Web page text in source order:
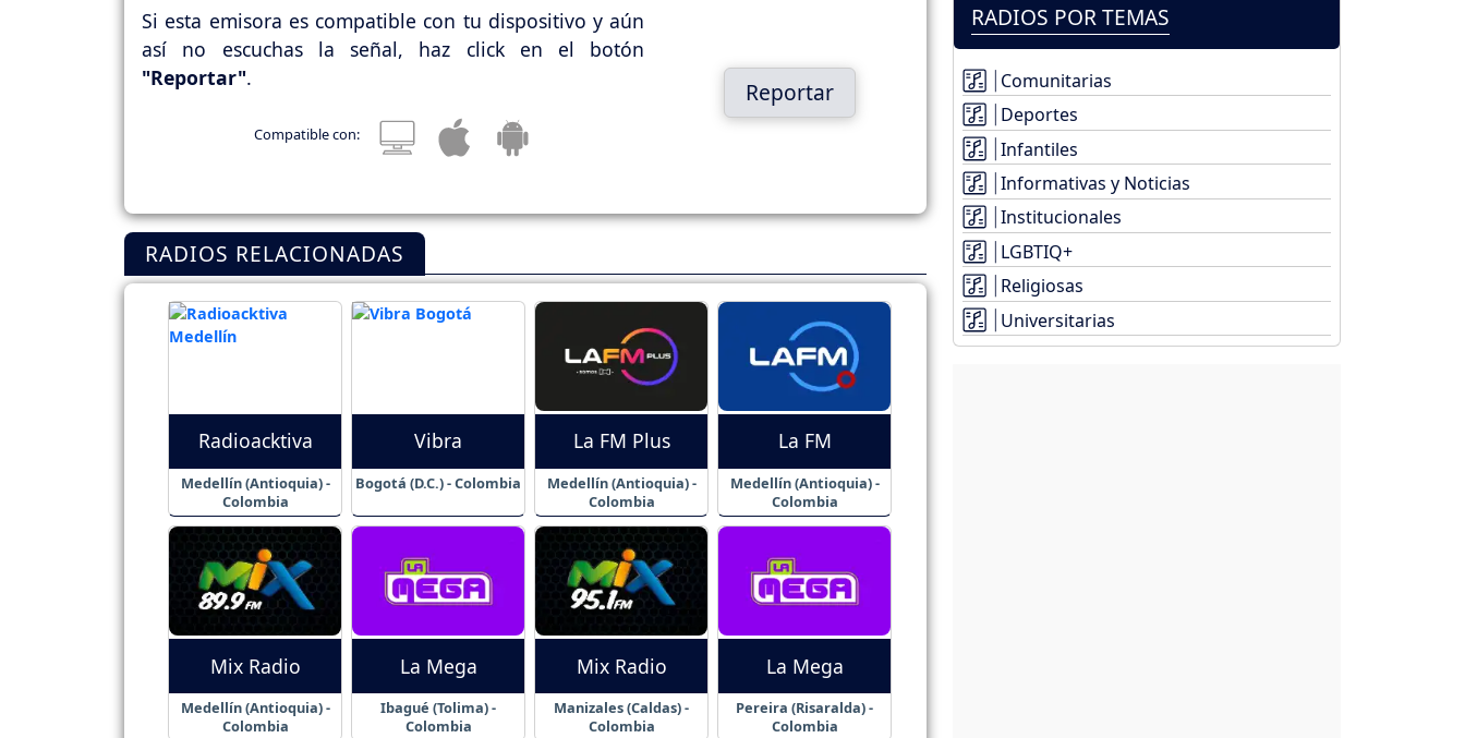
Si esta emisora es compatible con tu dispositivo y aún
así no escuchas la señal, haz click en el botón
"Reportar".
Compatible con:
Reportar
RADIOS RELACIONADAS
Radioacktiva
Medellín (Antioquia) -
Colombia
Vibra
Bogotá (D.C.) - Colombia
La FM Plus
Medellín (Antioquia) -
Colombia
La FM
Medellín (Antioquia) -
Colombia
Mix Radio
Medellín (Antioquia) -
Colombia
La Mega
Ibagué (Tolima) -
Colombia
Mix Radio
Manizales (Caldas) -
Colombia
La Mega
Pereira (Risaralda) -
Colombia
RADIOS POR TEMAS
Comunitarias
Deportes
Infantiles
Informativas y Noticias
Institucionales
LGBTIQ+
Religiosas
Universitarias